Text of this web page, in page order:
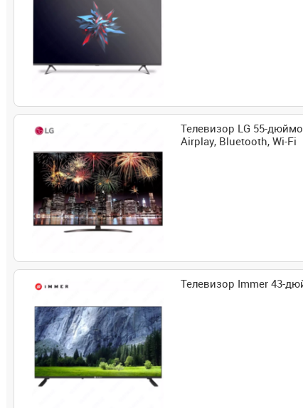
Телевизор LG 55-
Airplay, Bluetooth, Wi-Fi
Телевизор Immer 43-